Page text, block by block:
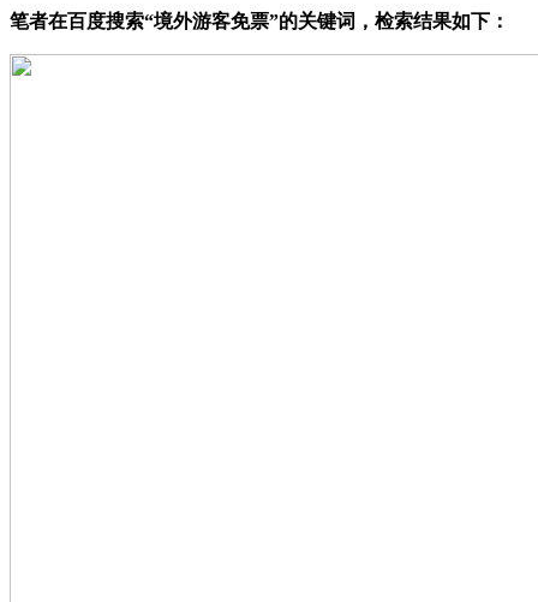
笔者在百度搜索“境外游客免票”的关键词，检索结果如下：​